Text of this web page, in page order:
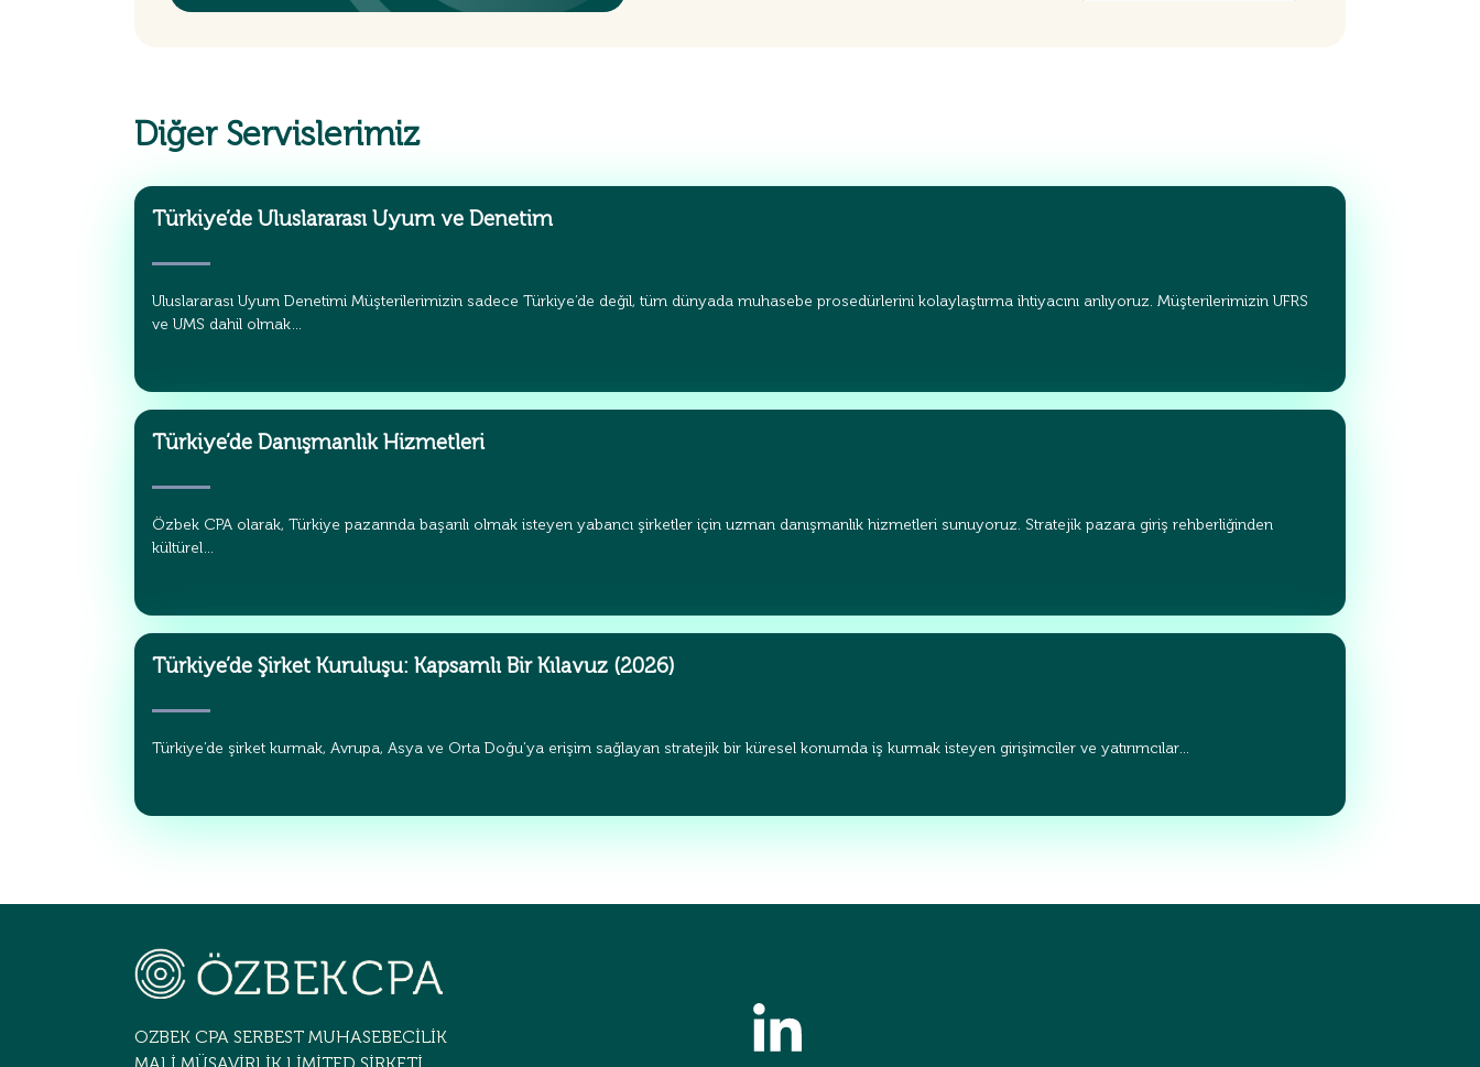
Diğer Servislerimiz
Türkiye’de Uluslararası Uyum ve Denetim
Uluslararası Uyum Denetimi Müşterilerimizin sadece Türkiye’de değil, tüm dünyada muhasebe prosedürlerini kolaylaştırma ihtiyacını anlıyoruz. Müşterilerimizin UFRS
ve UMS dahil olmak…
Türkiye’de Danışmanlık Hizmetleri
Özbek CPA olarak, Türkiye pazarında başarılı olmak isteyen yabancı şirketler için uzman danışmanlık hizmetleri sunuyoruz. Stratejik pazara giriş rehberliğinden
kültürel…
Türkiye’de Şirket Kuruluşu: Kapsamlı Bir Kılavuz (2026)
Türkiye’de şirket kurmak, Avrupa, Asya ve Orta Doğu’ya erişim sağlayan stratejik bir küresel konumda iş kurmak isteyen girişimciler ve yatırımcılar…
OZBEK CPA SERBEST MUHASEBECİLİK